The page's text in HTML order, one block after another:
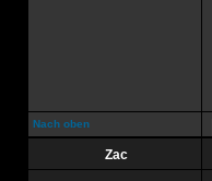
Nach oben
Zac